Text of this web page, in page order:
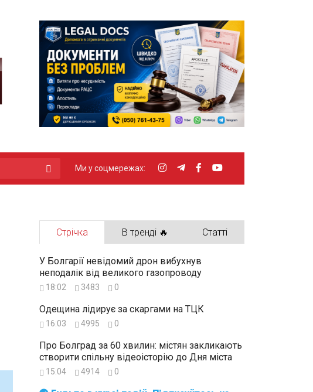
Ми у соцмережах:
Стрічка В тренді 🔥 Статті
У Болгарії невідомий дрон вибухнув
неподалік від великого газопроводу
18:02 3483 0
Одещина лідирує за скаргами на ТЦК
16:03 4995 0
Про Болград за 60 хвилин: містян закликають
створити спільну відеоісторію до Дня міста
15:04 4914 0